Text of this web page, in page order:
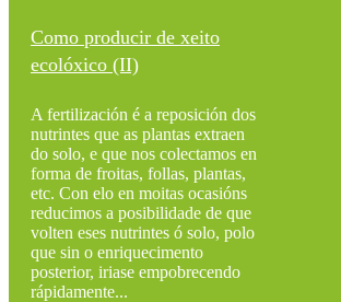
Como producir de xeito
ecolóxico (II)
A fertilización é a reposición dos
nutrintes que as plantas extraen
do solo, e que nos colectamos en
forma de froitas, follas, plantas,
etc. Con elo en moitas ocasións
reducimos a posibilidade de que
volten eses nutrintes ó solo, polo
que sin o enriquecimento
posterior, iriase empobrecendo
rápidamente...